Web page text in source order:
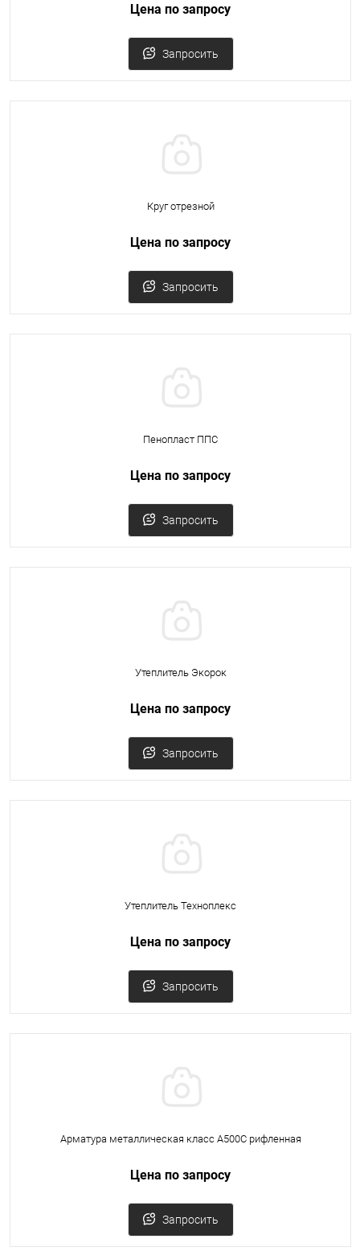
Цена по запросу
Запросить
Круг отрезной
Цена по запросу
Запросить
Пенопласт ППС
Цена по запросу
Запросить
Утеплитель Экорок
Цена по запросу
Запросить
Утеплитель Техноплекс
Цена по запросу
Запросить
Арматура металлическая класс А500С рифленная
Цена по запросу
Запросить